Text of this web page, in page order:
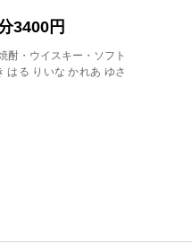
3400円
酎・ウイスキー・ソフト
る りいな かれあ ゆさ